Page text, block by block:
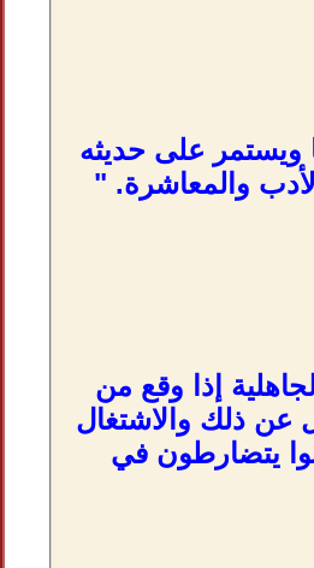
ويستمر على حديثه
والمعاشرة. "
إذا وقع من
عن ذلك والاشتغال
يتضارطون في